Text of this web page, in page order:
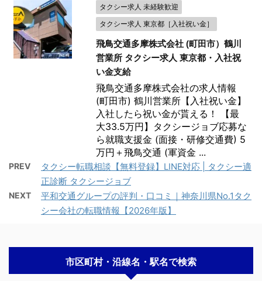
タクシー求人 未経験歓迎
タクシー求人 東京都［入社祝い金］
飛鳥交通多摩株式会社 (町田市）鶴川
営業所 タクシー求人 東京都・入社祝
い金支給
飛鳥交通多摩株式会社の求人情報
(町田市) 鶴川営業所【入社祝い金】
入社したら祝い金が貰える！ 【最
大33.5万円】タクシージョブ応募な
ら就職支援金 (面接・研修交通費) 5
万円＋飛鳥交通 (軍資金 ...
PREV
タクシー転職相談【無料登録】LINE対応 | タクシー適
正診断 タクシージョブ
NEXT
平和交通グループの評判・口コミ｜神奈川県No.1タク
シー会社の転職情報【2026年版】
市区町村・沿線名・駅名で検索